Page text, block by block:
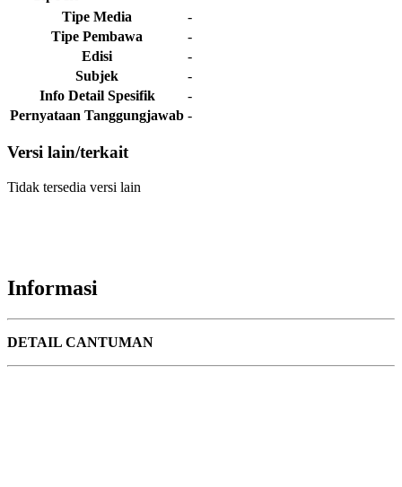
Tipe Media
-
Tipe Pembawa
-
Edisi
-
Subjek
-
Info Detail Spesifik
-
Pernyataan Tanggungjawab -
Versi lain/terkait
Tidak tersedia versi lain
Informasi
DETAIL CANTUMAN